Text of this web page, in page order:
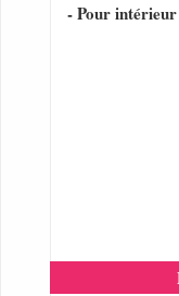
- Pour